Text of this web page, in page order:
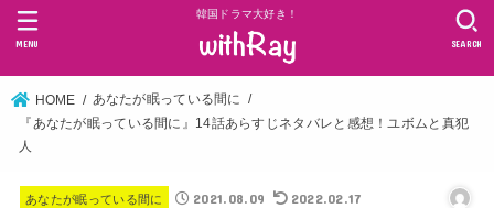
韓国ドラマ大好き！
SEARCH
MENU
HOME
あなたが眠っている間に
『あなたが眠っている間に』14話あらすじネタバレと感想！ユボムと真犯
人
あなたが眠っている間に 2021.08.09 2022.02.17